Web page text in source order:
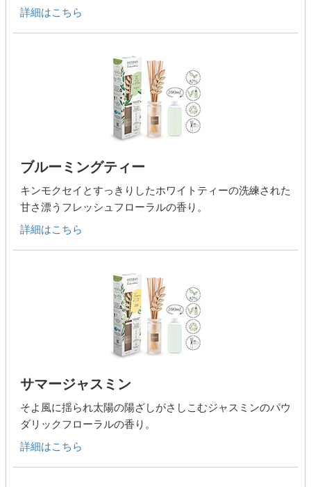
詳細はこちら
ブルーミングティー
キンモクセイとすっきりしたホワイトティーの洗練された
甘さ漂うフレッシュフローラルの香り。
詳細はこちら
サマージャスミン
そよ風に揺られ太陽の陽ざしがさしこむジャスミンのパウ
ダリックフローラルの香り。
詳細はこちら